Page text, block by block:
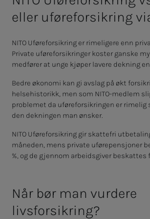
eller uføreforsikring
NITO Uføreforsikring er rimeligere enn
Private uføreforsikringer koster ganske
medfører at unge kjøper lavere dekning
Bedre økonomi kan gi avslag på økt
helsehistorikk, men som NITO-medlem
problemet da uføreforsikringen er rimelig
den dekningen man ønsker.
NITO Uføreforsikring gir skattefri
måneden, mens private uførepensjoner
%, og de gjennom arbeidsgiver beskattes
Når bør man vurdere
livsforsikring?